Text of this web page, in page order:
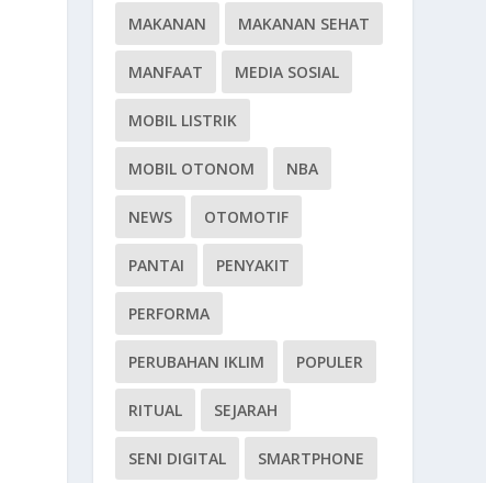
MAKANAN MAKANAN SEHAT
MANFAAT MEDIA SOSIAL
MOBIL LISTRIK
MOBIL OTONOM NBA
NEWS OTOMOTIF
PANTAI PENYAKIT
PERFORMA
PERUBAHAN IKLIM POPULER
RITUAL SEJARAH
SENI DIGITAL SMARTPHONE